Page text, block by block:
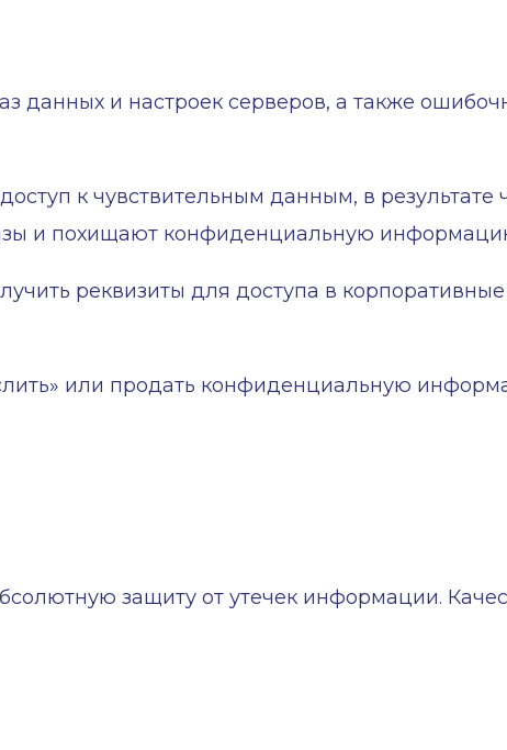
данных и настроек серверов, а также
к чувствительным данным, в результате
и похищают конфиденциальную
реквизиты для доступа в корпоративные
или продать конфиденциальную
защиту от утечек информации.